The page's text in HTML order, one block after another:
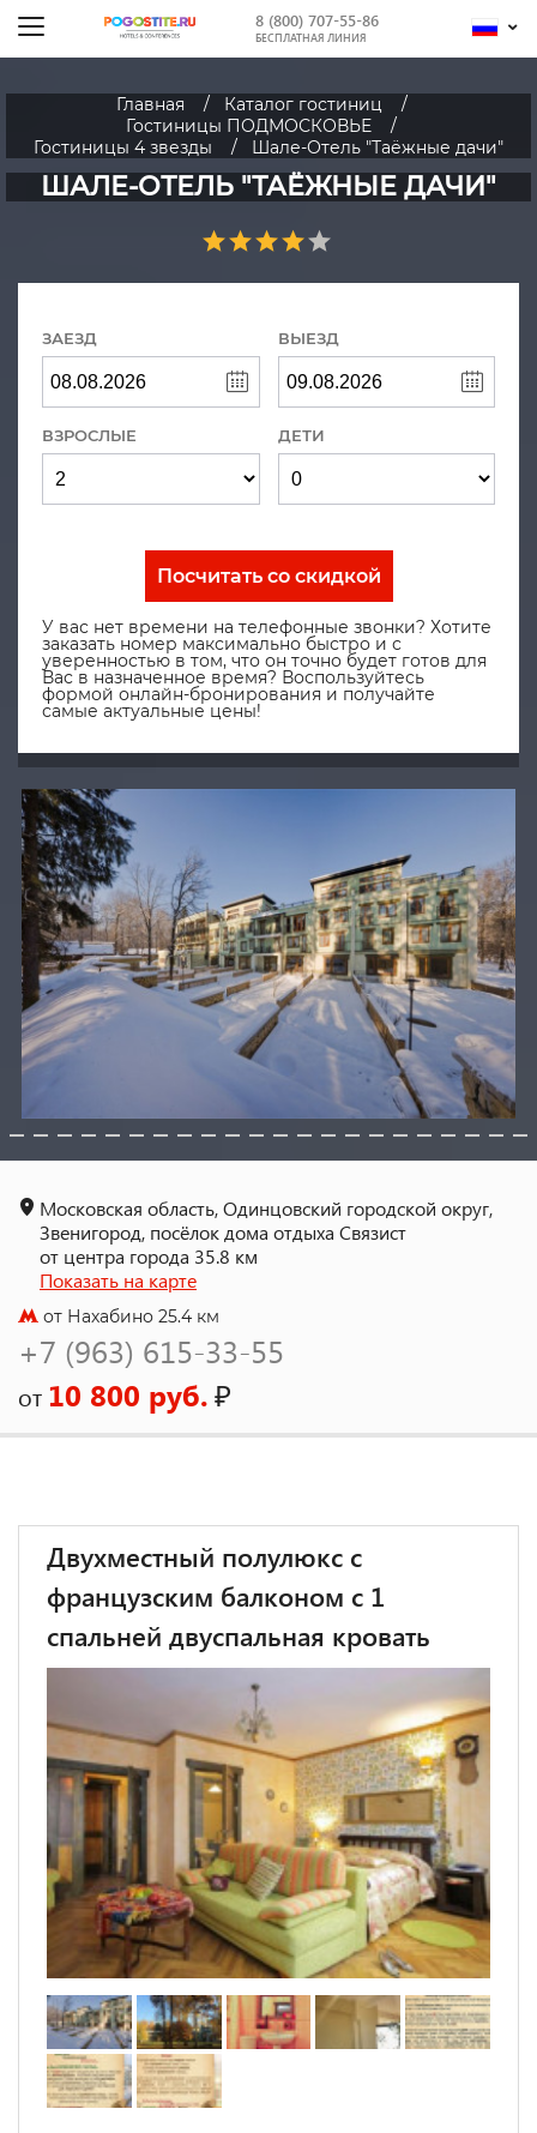
8 (800) 707-55-86
БЕСПЛАТНАЯ ЛИНИЯ
Главная
Каталог гостиниц
Гостиницы ПОДМОСКОВЬЕ
Гостиницы 4 звезды
Шале-Отель "Таёжные дачи"
ШАЛЕ-ОТЕЛЬ "ТАЁЖНЫЕ ДАЧИ"
ЗАЕЗД ВЫЕЗД
ВЗРОСЛЫЕ ДЕТИ
Посчитать со скидкой
У вас нет времени на телефонные звонки? Хотите
заказать номер максимально быстро и с
уверенностью в том, что он точно будет готов для
Вас в назначенное время? Воспользуйтесь
формой онлайн-бронирования и получайте
самые актуальные цены!
Московская область, Одинцовский городской округ,
Звенигород, посёлок дома отдыха Связист
от центра города 35.8 км
Показать на карте
от Нахабино 25.4 км
+7 (963) 615-33-55
от 10 800 руб.₽
Двухместный полулюкс с
французским балконом c 1
спальней двуспальная кровать